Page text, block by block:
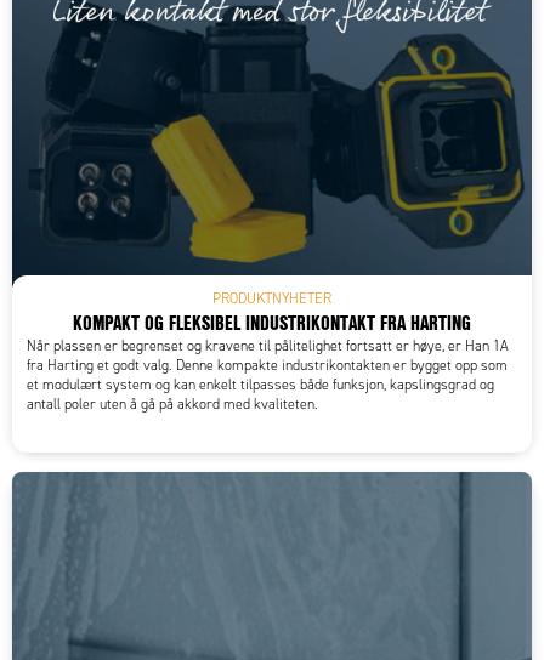
PRODUKTNYHETER
KOMPAKT OG FLEKSIBEL INDUSTRIKONTAKT FRA HARTING
Når plassen er begrenset og kravene til pålitelighet fortsatt er høye, er Han 1A
fra Harting et godt valg. Denne kompakte industrikontakten er bygget opp som
et modulært system og kan enkelt tilpasses både funksjon, kapslingsgrad og
antall poler uten å gå på akkord med kvaliteten.